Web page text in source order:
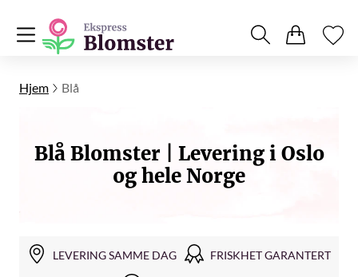
Hjem Blå
Blå Blomster | Levering i Oslo
og hele Norge
LEVERING SAMME DAG FRISKHET GARANTERT